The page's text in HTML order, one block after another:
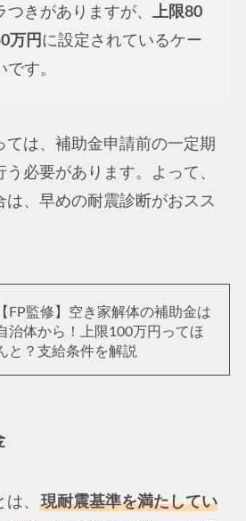
つきがありますが、
上限80
万円 に設定されているケー
です。
ては、補助金申請前の一定期
必要があります。よって、
は、早めの耐震診断がおスス
【FP監修】空き家解体の補助金は
治体から！上限100万円ってほ
と？支給条件を解説
、
現耐震基準を満たしてい